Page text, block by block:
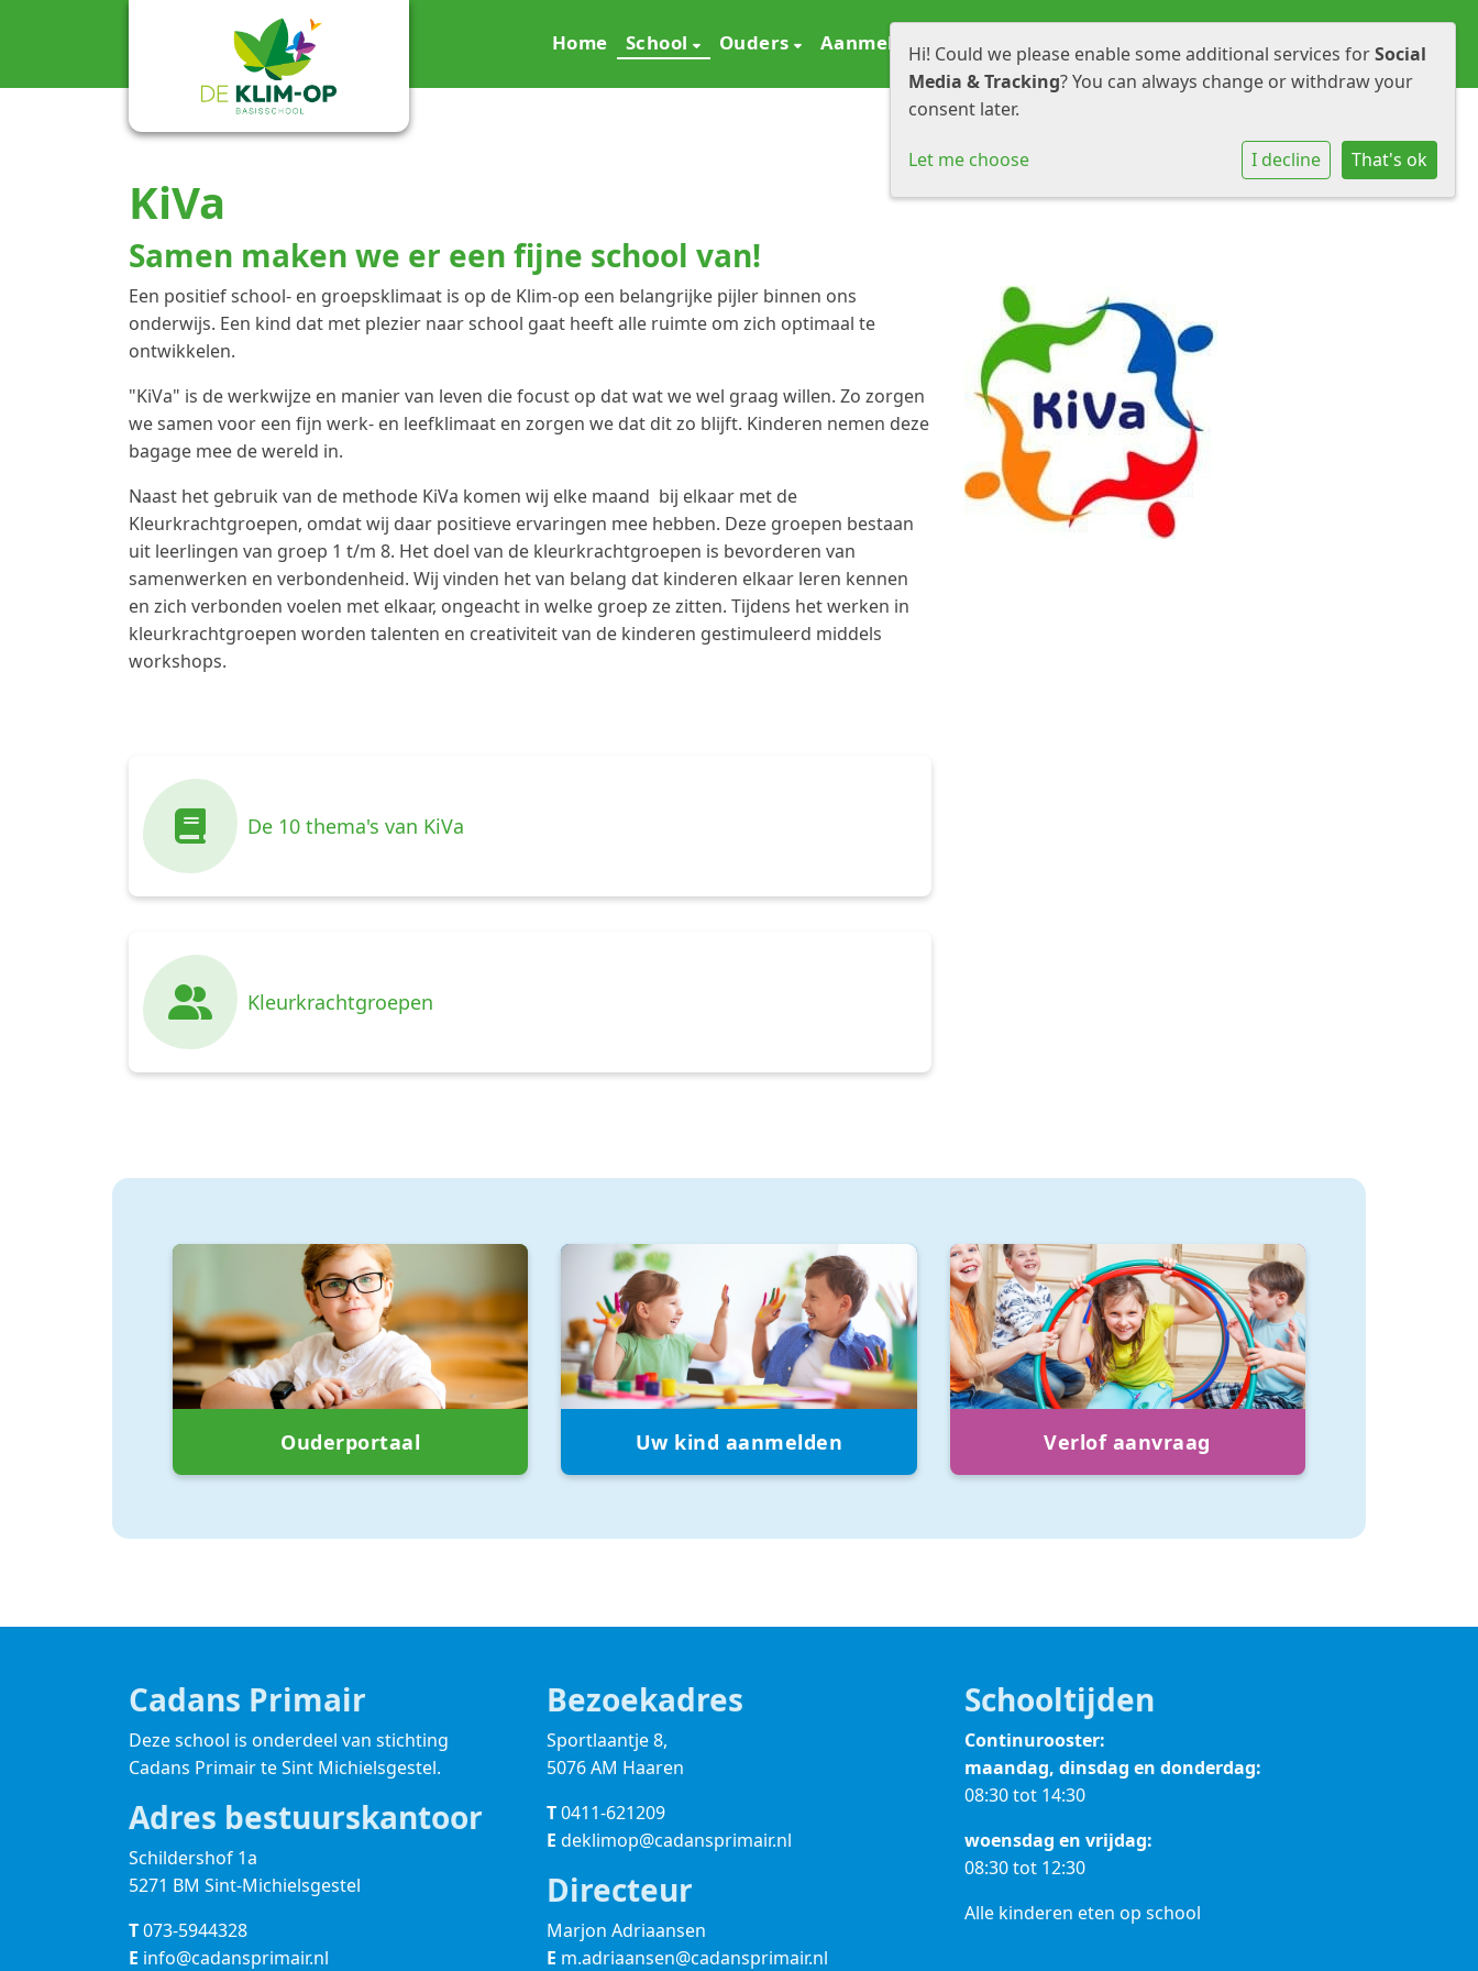
Home School Ouders Aanmelden Samenwerken Informatie Contact
KiVa
Samen maken we er een fijne school van!
Een positief school- en groepsklimaat is op de Klim-op een belangrijke pijler binnen ons
onderwijs. Een kind dat met plezier naar school gaat heeft alle ruimte om zich optimaal te
ontwikkelen.
"KiVa" is de werkwijze en manier van leven die focust op dat wat we wel graag willen. Zo zorgen
we samen voor een fijn werk- en leefklimaat en zorgen we dat dit zo blijft. Kinderen nemen deze
bagage mee de wereld in.
Naast het gebruik van de methode KiVa komen wij elke maand bij elkaar met de
Kleurkrachtgroepen, omdat wij daar positieve ervaringen mee hebben. Deze groepen bestaan
uit leerlingen van groep 1 t/m 8. Het doel van de kleurkrachtgroepen is bevorderen van
samenwerken en verbondenheid. Wij vinden het van belang dat kinderen elkaar leren kennen
en zich verbonden voelen met elkaar, ongeacht in welke groep ze zitten. Tijdens het werken in
kleurkrachtgroepen worden talenten en creativiteit van de kinderen gestimuleerd middels
workshops.
De 10 thema's van KiVa
Kleurkrachtgroepen
Ouderportaal Uw kind aanmelden Verlof aanvraag
Cadans Primair
Deze school is onderdeel van stichting
Cadans Primairte Sint Michielsgestel.
Adres bestuurskantoor
Schildershof 1a
5271 BM Sint-Michielsgestel
T073-5944328
E info@cadansprimair.nl
Bezoekadres
Sportlaantje 8,
5076 AM Haaren
T0411-621209
E deklimop@cadansprimair.nl
Directeur
Marjon Adriaansen
E m.adriaansen@cadansprimair.nl
Schooltijden
Continurooster:
maandag, dinsdag en donderdag:
08:30 tot 14:30
woensdag en vrijdag:
08:30 tot 12:30
Alle kinderen eten op school
Hi! Could we please enable some additional services forSocial
Media & Tracking? You can always change or withdraw your
consent later.
Let me choose I decline That's ok